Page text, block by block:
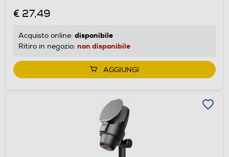
€ 27,49
Acquisto online: disponibile
Ritiro in negozio: non disponibile
AGGIUNGI